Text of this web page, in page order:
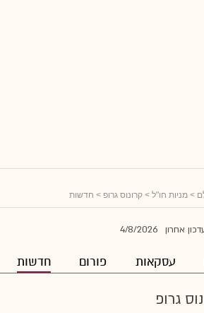
> מניות חו"ל > קרונוס גרופ > חדשות
אחרון 4/8/2026
עסקאות פורום חדשות
גרופ